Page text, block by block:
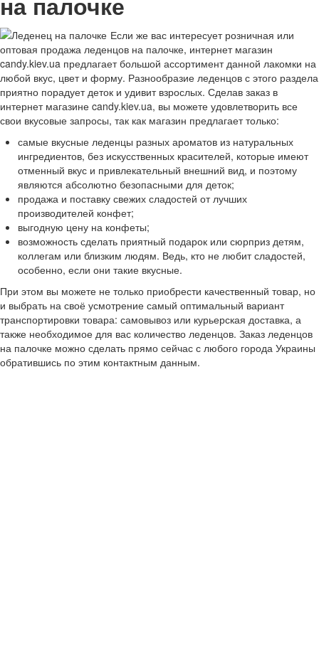
Если же вас интересует розничная или
оптовая продажа леденцов на палочке, интернет магазин
candy.kiev.ua предлагает большой ассортимент данной лакомки на
любой вкус, цвет и форму. Разнообразие леденцов с этого раздела
приятно порадует деток и удивит взрослых. Сделав заказ в
интернет магазине candy.kiev.ua, вы можете удовлетворить все
свои вкусовые запросы, так как магазин предлагает только:
самые вкусные леденцы разных ароматов из натуральных
ингредиентов, без искусственных красителей, которые имеют
отменный вкус и привлекательный внешний вид, и поэтому
являются абсолютно безопасными для деток;
продажа и поставку свежих сладостей от лучших
производителей конфет;
выгодную цену на конфеты;
возможность сделать приятный подарок или сюрприз детям,
коллегам или близким людям. Ведь, кто не любит сладостей,
особенно, если они такие вкусные.
При этом вы можете не только приобрести качественный товар, но
и выбрать на своё усмотрение самый оптимальный вариант
транспортировки товара: самовывоз или курьерская доставка, а
также необходимое для вас количество леденцов. Заказ леденцов
на палочке можно сделать прямо сейчас с любого города Украины
обратившись по этим контактным данным.